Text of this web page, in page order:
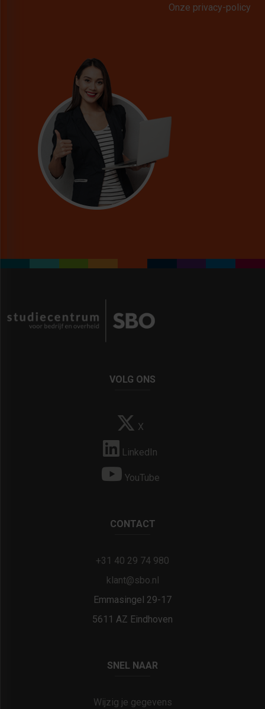
Onze privacy-policy
VOLG ONS
X
LinkedIn
YouTube
CONTACT
+31 40 29 74 980
klant@sbo.nl
Emmasingel 29-17
5611 AZ Eindhoven
SNEL NAAR
Wijzig je gegevens